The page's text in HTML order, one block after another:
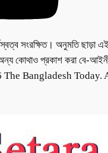
সংরক্ষিত। অনুমতি ছাড়া
কোথাও প্রকাশ করা বে-
Bangladesh Today.